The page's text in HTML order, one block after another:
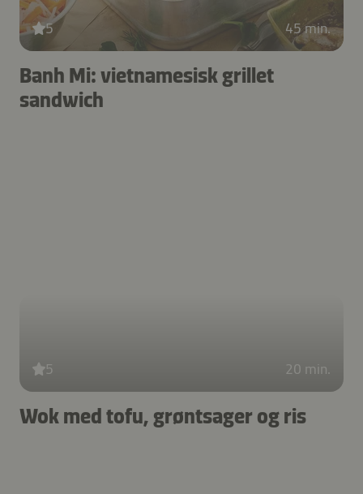
5 45 min.
Banh Mi: vietnamesisk grillet
sandwich
5 20 min.
Wok med tofu, grøntsager og ris